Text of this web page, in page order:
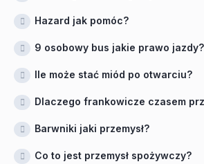
Hazard jak pomóc?
9 osobowy bus jakie prawo jazdy?
Ile może stać miód po otwarciu?
Dlaczego frankowicze czasem
Barwniki jaki przemysł?
Co to jest przemysł spożywczy?